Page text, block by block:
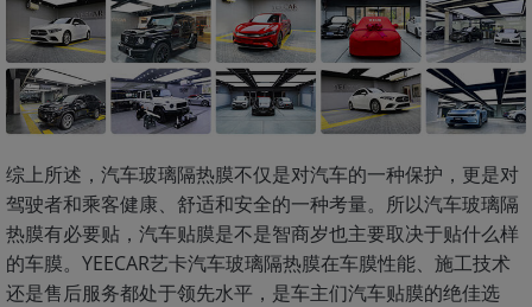
综上所述，汽车玻璃隔热膜不仅是对汽车的一种保护，更是对
驾驶者和乘客健康、舒适和安全的一种考量。所以汽车玻璃隔
热膜有必要贴，汽车贴膜是不是智商岁也主要取决于贴什么样
的车膜。YEECAR艺卡汽车玻璃隔热膜在车膜性能、施工技术
还是售后服务都处于领先水平，是车主们汽车贴膜的绝佳选